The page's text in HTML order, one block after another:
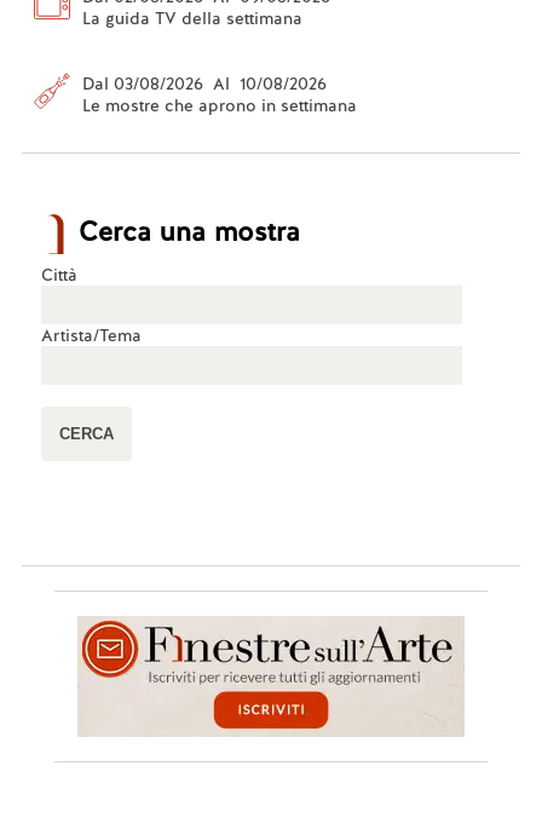
La guida TV della settimana
Dal 03/08/2026 Al 10/08/2026
Le mostre che aprono in settimana
Cerca una mostra
Città
Artista/Tema